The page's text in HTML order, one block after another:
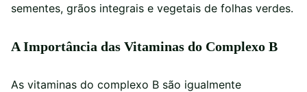
sementes, grãos integrais e vegetais de folhas verdes.
A Importância das Vitaminas do Complexo B
As vitaminas do complexo B são igualmente